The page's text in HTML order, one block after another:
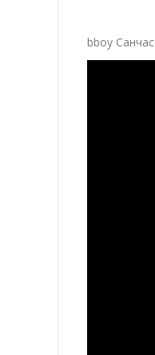
bboy Санчас